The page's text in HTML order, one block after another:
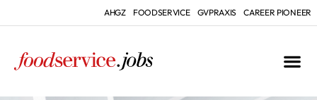
AHGZ FOODSERVICE GVPRAXIS CAREER PIONEER